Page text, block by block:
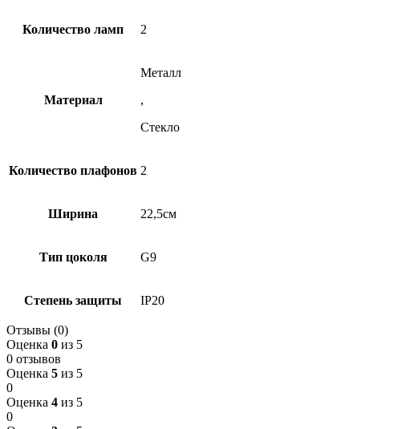
Количество ламп 2
Материал
Металл
,
Стекло
Количество плафонов 2
Ширина 22,5см
Тип цоколя G9
Степень защиты IP20
Отзывы (0)
Оценка 0 из 5
0 отзывов
Оценка 5 из 5
0
Оценка 4 из 5
0